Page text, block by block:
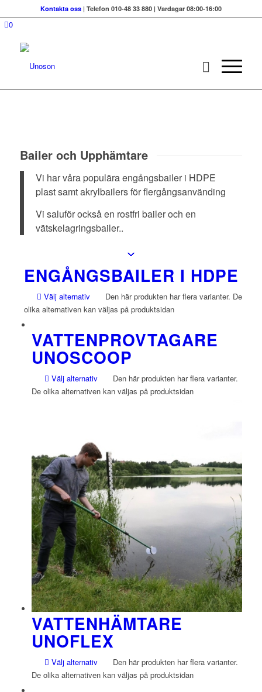
Kontakta oss| Telefon 010-48 33 880 | Vardagar 08:00-16:00
0
Bailer och Upphämtare
Vi har våra populära engångsbailer i HDPE
plast samt akrylbailers för flergångsanvänding
Vi saluför också en rostfri bailer och en
vätskelagringsbailer..
ENGÅNGSBAILER I HDPE
Välj alternativ
Den här produkten har flera varianter. De
olika alternativen kan väljas på produktsidan
VATTENPROVTAGARE
UNOSCOOP
Välj alternativ
Den här produkten har flera varianter.
De olika alternativen kan väljas på produktsidan
VATTENHÄMTARE
UNOFLEX
Välj alternativ
Den här produkten har flera varianter.
De olika alternativen kan väljas på produktsidan